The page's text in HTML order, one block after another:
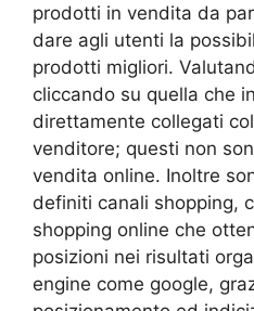
prodotti in vendita da
dare agli utenti la
prodotti migliori.
cliccando su quella che
direttamente collegati
venditore; questi non
vendita online. Inoltre
definiti canali shopping,
shopping online che
posizioni nei risultati
engine come google,